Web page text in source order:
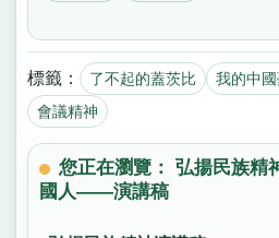
標籤： 了不起的蓋茨比 我的中
會議精神
您正在瀏覽： 弘揚民族精
國人——演講稿